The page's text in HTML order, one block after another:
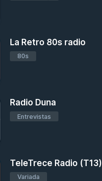
La Retro 80s radio
80s
Radio Duna
Entrevistas
TeleTrece Radio (T13)
Variada